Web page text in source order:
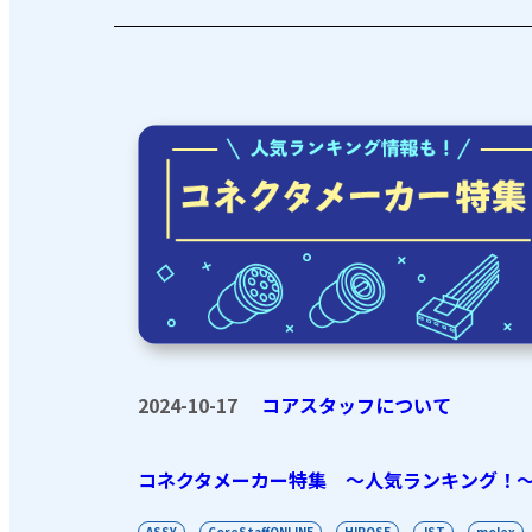
2024-10-17 コアスタッフについて
コネクタメーカー特集 〜人気ランキング！